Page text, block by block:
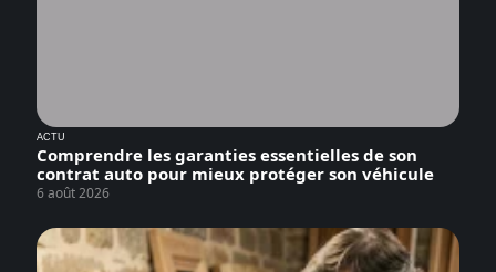
ACTU
Comprendre les garanties essentielles de son
contrat auto pour mieux protéger son véhicule
6 août 2026